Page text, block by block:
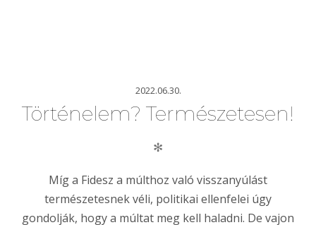
2022.06.30.
Történelem? Természetesen!
✻
Míg a Fidesz a múlthoz való visszanyúlást
természetesnek véli, politikai ellenfelei úgy
gondolják, hogy a múltat meg kell haladni. De vajon